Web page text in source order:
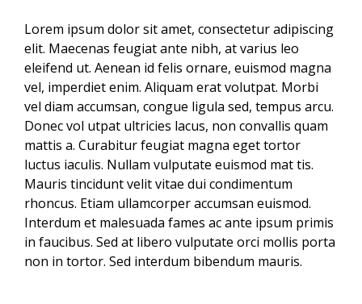
Lorem ipsum dolor sit amet, consectetur adipiscing
elit. Maecenas feugiat ante nibh, at varius leo
eleifend ut. Aenean id felis ornare, euismod magna
vel, imperdiet enim. Aliquam erat volutpat. Morbi
vel diam accumsan, congue ligula sed, tempus arcu.
Donec vol utpat ultricies lacus, non convallis quam
mattis a. Curabitur feugiat magna eget tortor
luctus iaculis. Nullam vulputate euismod mat tis.
Mauris tincidunt velit vitae dui condimentum
rhoncus. Etiam ullamcorper accumsan euismod.
Interdum et malesuada fames ac ante ipsum primis
in faucibus. Sed at libero vulputate orci mollis porta
non in tortor. Sed interdum bibendum mauris.